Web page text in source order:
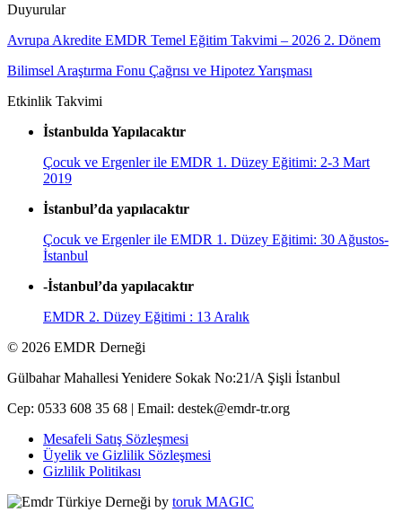
Duyurular
Avrupa Akredite EMDR Temel Eğitim Takvimi – 2026 2. Dönem
Bilimsel Araştırma Fonu Çağrısı ve Hipotez Yarışması
Etkinlik Takvimi
İstanbulda Yapılacaktır
Çocuk ve Ergenler ile EMDR 1. Düzey Eğitimi: 2-3 Mart
2019
İstanbul’da yapılacaktır
Çocuk ve Ergenler ile EMDR 1. Düzey Eğitimi: 30 Ağustos-
İstanbul
-İstanbul’da yapılacaktır
EMDR 2. Düzey Eğitimi : 13 Aralık
© 2026 EMDR Derneği
Gülbahar Mahallesi Yenidere Sokak No:21/A Şişli İstanbul
Cep: 0533 608 35 68 | Email: destek@emdr-tr.org
Mesafeli Satış Sözleşmesi
Üyelik ve Gizlilik Sözleşmesi
Gizlilik Politikası
by toruk MAGIC